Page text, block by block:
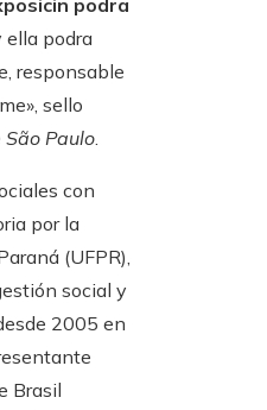
podra
ella podra
responsable
sello
São Paulo.
con
por la
(UFPR),
social y
2005 en
Brasil